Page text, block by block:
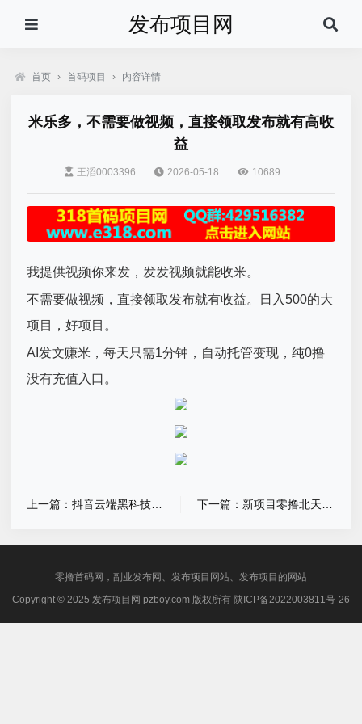
发布项目网
首页 › 首码项目 › 内容详情
米乐多，不需要做视频，直接领取发布就有高收
益
王滔0003396 2026-05-18 10689
我提供视频你来发，发发视频就能收米。
不需要做视频，直接领取发布就有收益。日入500的大
项目，好项目。
AI发文赚米，每天只需1分钟，自动托管变现，纯0撸
没有充值入口。
零撸首码网，副业发布网、发布项目网站、发布项目的网站
Copyright © 2025 发布项目网 pzboy.com 版权所有 陕ICP备2022003811号-26